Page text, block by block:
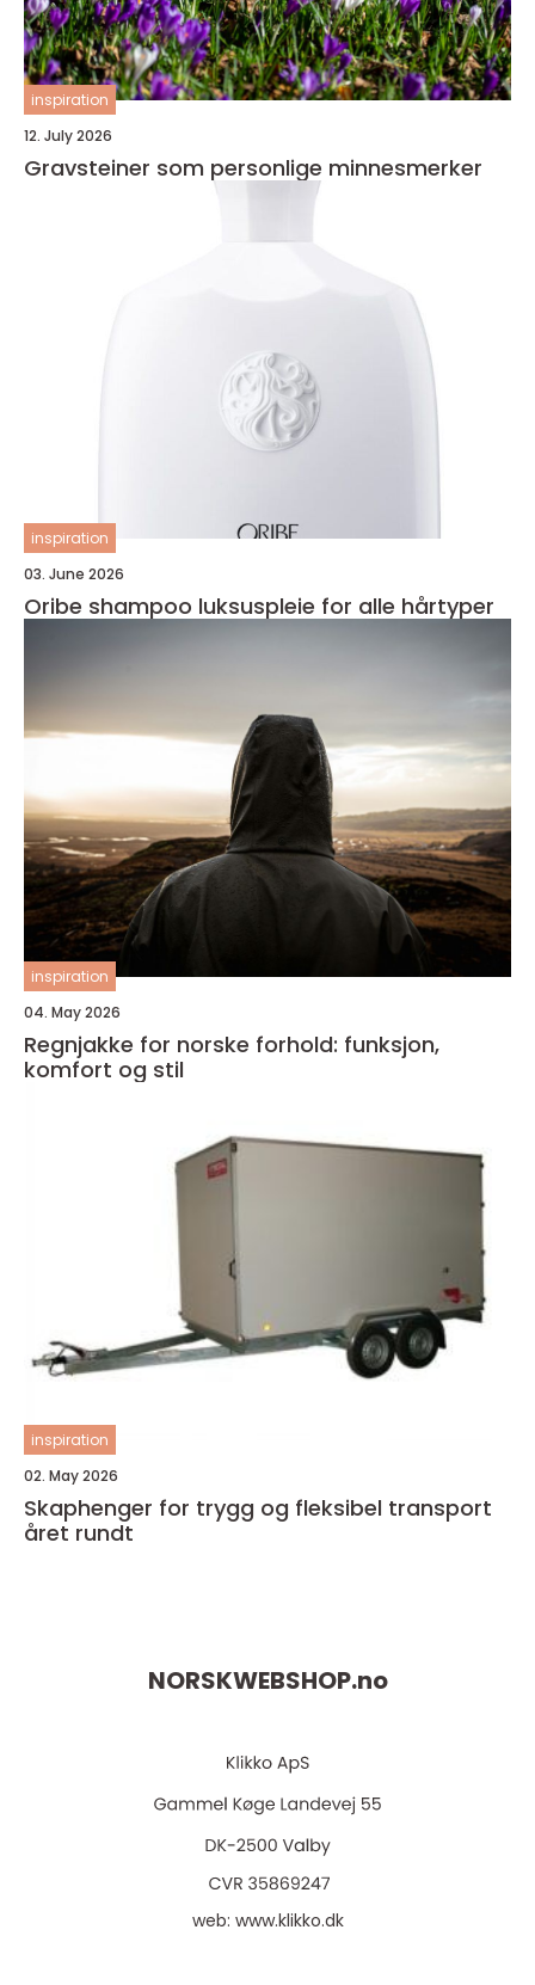
inspiration
12. July 2026
Gravsteiner som personlige minnesmerker
inspiration
03. June 2026
Oribe shampoo luksuspleie for alle hårtyper
inspiration
04. May 2026
Regnjakke for norske forhold: funksjon,
komfort og stil
inspiration
02. May 2026
Skaphenger for trygg og fleksibel transport
året rundt
NORSKWEBSHOP.no
web: www.klikko.dk